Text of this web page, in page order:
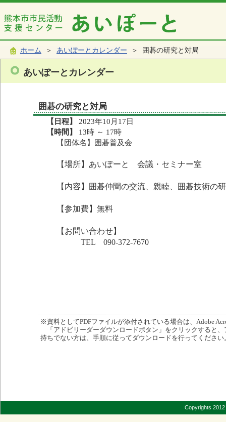
ホーム ＞ あいぽーとカレンダー ＞ 囲碁の研究と対局
あいぽーとカレンダー
囲碁の研究と対局
【日程】
2023年10月17日
【時間】
13時 ～ 17時
【団体名】囲碁普及会
【場所】あいぽーと 会議・セミナー室
【内容】囲碁仲間の交流、親睦、囲碁技術の
【参加費】無料
【お問い合わせ】
TEL 090-372-7670
※資料としてPDFファイルが添付されている場合は、Adobe
「アドビリーダーダウンロードボタン」をクリックすると
持ちでない方は、手順に従ってダウンロードを行ってください
Copyrights